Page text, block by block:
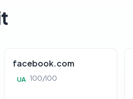
facebook.com
UA 100/100